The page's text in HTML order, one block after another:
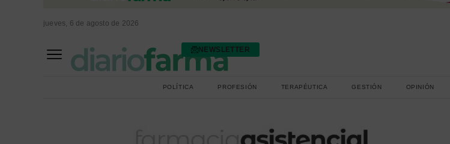
jueves, 6 de agosto de 2026
NEWSLETTER
POLÍTICA PROFESIÓN TERAPÉUTICA GESTIÓN OPINIÓN